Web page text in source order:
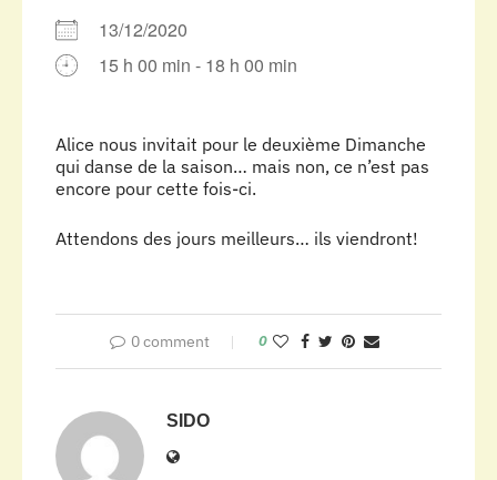
13/12/2020
15 h 00 min - 18 h 00 min
Alice nous invitait pour le deuxième Dimanche
qui danse de la saison… mais non, ce n’est pas
encore pour cette fois-ci.
Attendons des jours meilleurs… ils viendront!
0 comment 0
SIDO